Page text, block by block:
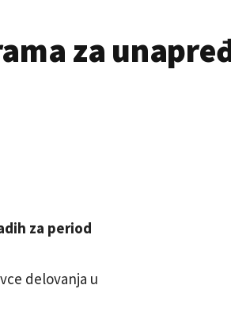
za
za period
delovanja u